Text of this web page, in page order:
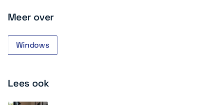
Meer over
Windows
Lees ook